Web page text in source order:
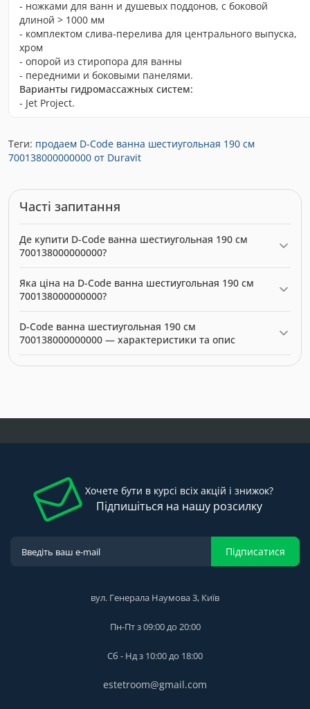
- ножками для ванн и душевых поддонов, с боковой
длиной > 1000 мм
- комплектом слива-перелива для центрального выпуска,
хром
- опорой из стиропора для ванны
- передними и боковыми панелями.
Варианты гидромассажных систем:
- Jet Project.
Теги: продаем D-Code ванна шестиугольная 190 см
700138000000000 от Duravit
Часті запитання
Де купити D-Code ванна шестиугольная 190 см
700138000000000?
купити в нашому інтернет-магазині за ціною 0.00 грн.
Яка ціна на D-Code ванна шестиугольная 190 см
700138000000000?
700138000000000 — 0.00 грн. Виробник: Duravit.
D-Code ванна шестиугольная 190 см
700138000000000 — характеристики та опис
Хочете бути в курсі всіх акцій і знижок?
Підпишіться на нашу розсилку
Підписатися
вул. Генерала Наумова 3, Київ
Пн-Пт з 09:00 до 20:00
Сб - Нд з 10:00 до 18:00
estetroom@gmail.com